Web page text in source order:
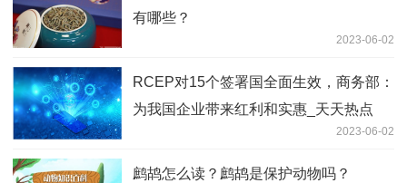
有哪些？
2023-06-02
RCEP对15个签署国全面生效，商务部：
为我国企业带来红利和实惠_天天热点
2023-06-02
鹧鸪怎么读？鹧鸪是保护动物吗？